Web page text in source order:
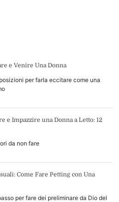
e Venire Una Donna
per farla eccitare come una
e Impazzire una Donna a Letto: 12
da non fare
Come Fare Petting con Una
per fare dei preliminare da Dio del